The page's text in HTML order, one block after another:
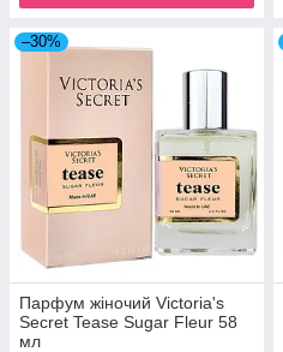
–30%
Парфум жіночий Victoria's
Secret Tease Sugar Fleur 58
мл